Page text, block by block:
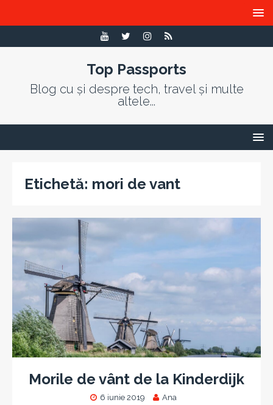
Top Passports
Blog cu și despre tech, travel și multe
altele...
Etichetă: mori de vant
Morile de vânt de la Kinderdijk
6 iunie 2019 Ana